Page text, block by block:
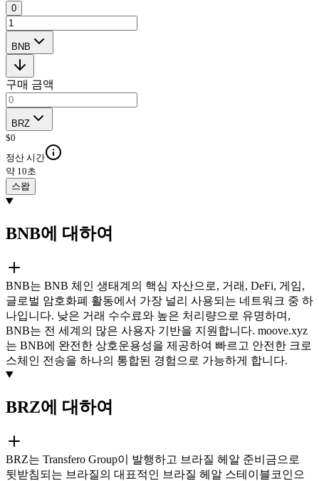
0
BNB
구매 금액
BRZ
$0
정산 시간
약 10초
스왑
BNB에 대하여
BNB는 BNB 체인 생태계의 핵심 자산으로, 거래, DeFi, 게임,
글로벌 암호화폐 활동에서 가장 널리 사용되는 네트워크 중 하
나입니다. 낮은 거래 수수료와 높은 처리량으로 유명하며,
BNB는 전 세계의 많은 사용자 기반을 지원합니다. moove.xyz
는 BNB에 완전한 상호운용성을 제공하여 빠르고 안전한 크로
스체인 전송을 하나의 통합된 경험으로 가능하게 합니다.
BRZ에 대하여
BRZ는 Transfero Group이 발행하고 브라질 헤알 준비금으로
뒷받침되는 브라질의 대표적인 브라질 헤알 스테이블코인으